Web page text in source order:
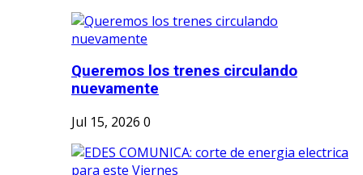
Queremos los trenes circulando
nuevamente
Jul 15, 2026 0